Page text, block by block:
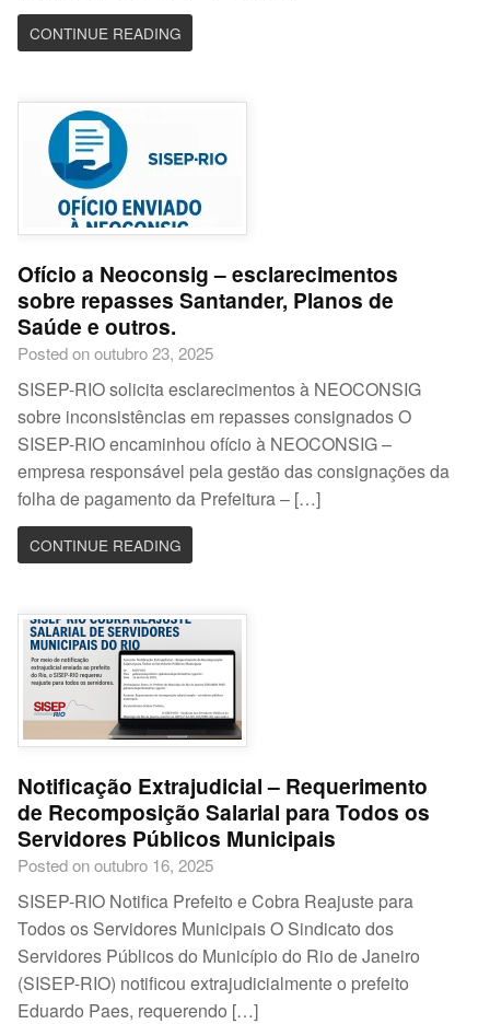
CONTINUE READING
Ofício a Neoconsig – esclarecimentos
sobre repasses Santander, Planos de
Saúde e outros.
Posted on outubro 23, 2025
SISEP-RIO solicita esclarecimentos à NEOCONSIG
sobre inconsistências em repasses consignados O
SISEP-RIO encaminhou ofício à NEOCONSIG –
empresa responsável pela gestão das consignações da
folha de pagamento da Prefeitura – […]
CONTINUE READING
Notificação Extrajudicial – Requerimento
de Recomposição Salarial para Todos os
Servidores Públicos Municipais
Posted on outubro 16, 2025
SISEP-RIO Notifica Prefeito e Cobra Reajuste para
Todos os Servidores Municipais O Sindicato dos
Servidores Públicos do Município do Rio de Janeiro
(SISEP-RIO) notificou extrajudicialmente o prefeito
Eduardo Paes, requerendo […]